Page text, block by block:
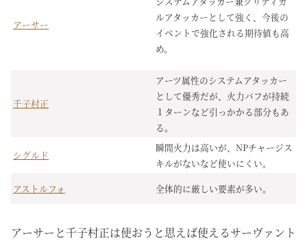
アーサー
ルアタッカーとして強く、今後の
イベントで強化される期待値も高
め。
千子村正
アーツ属性のシステムアタッカー
として優秀だが、火力バフが持続
１ターンなど引っかかる部分もあ
る。
シグルド
瞬間火力は高いが、NPチャージス
キルがないなど使いにくい。
アストルフォ
全体的に厳しい要素が多い。
アーサーと千子村正は使おうと思えば使えるサーヴァント